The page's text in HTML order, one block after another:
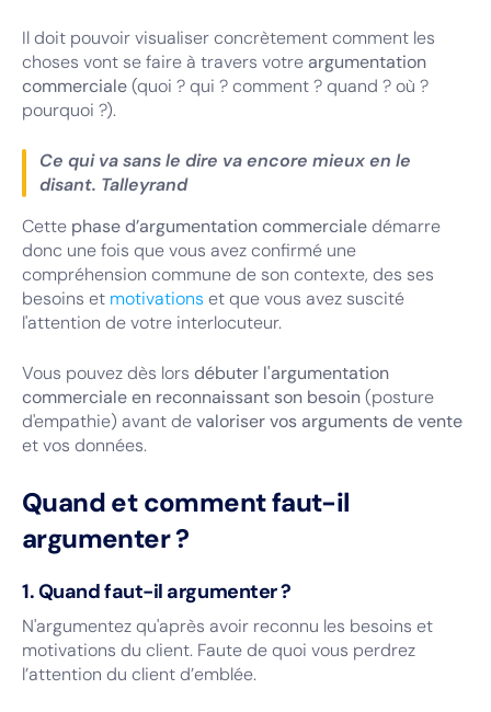
Il doit pouvoir visualiser concrètement comment les
choses vont se faire à travers votreargumentation
commerciale(quoi ? qui ? comment ? quand ? où ?
pourquoi ?).
Ce qui va sans le dire va encore mieux en le
disant. Talleyrand
Cette phase d’argumentation commercialedémarre
donc une fois que vous avez confirmé une
compréhension commune de son contexte, des ses
besoins et motivations et que vous avez suscité
l'attention de votre interlocuteur.
Vous pouvez dès lors débuter l'argumentation
commerciale en reconnaissant son besoin(posture
d'empathie) avant devaloriser vos arguments de vente
et vos données.
Quand et comment faut-il
argumenter ?
1. Quand faut-il argumenter ?
N'argumentez qu'après avoir reconnu les besoins et
motivations du client. Faute de quoi vous perdrez
l’attention du client d’emblée.